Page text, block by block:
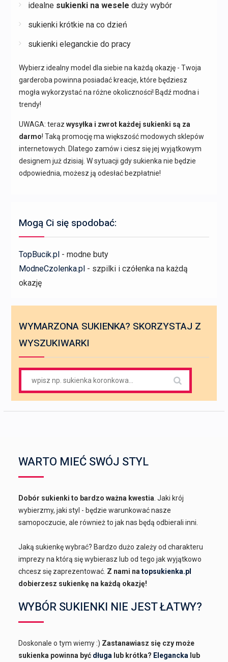
idealne sukienki na wesele duży wybór
sukienki krótkie na co dzień
sukienki eleganckie do pracy
Wybierz idealny model dla siebie na każdą okazję - Twoja
garderoba powinna posiadać kreacje, które będziesz
mogła wykorzystać na różne okoliczności! Bądź modna i
trendy!
UWAGA: teraz wysyłka i zwrot każdej sukienki są za
darmo! Taką promocję ma większość modowych sklepów
internetowych. Dlatego zamów i ciesz się jej wyjątkowym
designem już dzisiaj. W sytuacji gdy sukienka nie będzie
odpowiednia, możesz ją odesłać bezpłatnie!
Mogą Ci się spodobać:
TopBucik.pl - modne buty
ModneCzolenka.pl - szpilki i czółenka na każdą
okazję
WYMARZONA SUKIENKA? SKORZYSTAJ Z
WYSZUKIWARKI
for:
WARTO MIEĆ SWÓJ STYL
Dobór sukienki to bardzo ważna kwestia . Jaki krój
wybierzmy, jaki styl - będzie warunkować nasze
samopoczucie, ale również to jak nas będą odbierali inni.
Jaką sukienkę wybrać? Bardzo dużo zależy od charakteru
imprezy na którą się wybierasz lub od tego jak wyjątkowo
chcesz się zaprezentować. Z nami natopsukienka.pl
dobierzesz sukienkę na każdą okazję!
WYBÓR SUKIENKI NIE JEST ŁATWY?
Doskonale o tym wiemy :) Zastanawiasz się czy może
sukienka powinna być długa lub krótka? Elegancka lub